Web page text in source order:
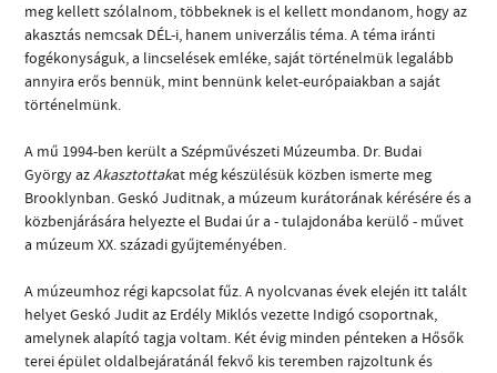
meg kellett szólalnom, többeknek is el kellett mondanom, hogy az
akasztás nemcsak DÉL-i, hanem univerzális téma. A téma iránti
fogékonyságuk, a lincselések emléke, saját történelmük legalább
annyira erős bennük, mint bennünk kelet-európaiakban a saját
történelmünk.
A mű 1994-ben került a Szépművészeti Múzeumba. Dr. Budai
György azAkasztottakat még készülésük közben ismerte meg
Brooklynban. Geskó Juditnak, a múzeum kurátorának kérésére és a
közbenjárására helyezte el Budai úr a - tulajdonába kerülő - művet
a múzeum XX. századi gyűjteményében.
A múzeumhoz régi kapcsolat fűz. A nyolcvanas évek elején itt talált
helyet Geskó Judit az Erdély Miklós vezette Indigó csoportnak,
amelynek alapító tagja voltam. Két évig minden pénteken a Hősők
terei épület oldalbejáratánál fekvő kis teremben rajzoltunk és